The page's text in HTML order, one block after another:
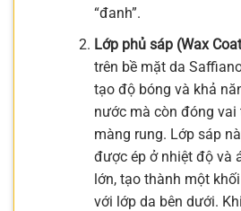
“đanh”.
Lớp phủ sáp (Wax
trên bề mặt da
tạo độ bóng và khả
nước mà còn đóng
màng rung. Lớp sáp
được ép ở nhiệt độ và
lớn, tạo thành một
với lớp da bên dưới.